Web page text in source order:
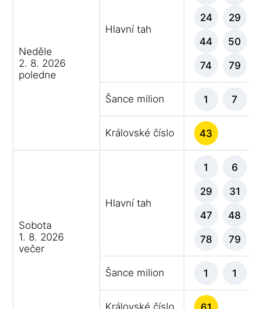
Neděle
2. 8. 2026
poledne
Hlavní tah
24 29
44 50
74 79
Šance milion 1 7
Královské číslo 43
Sobota
1. 8. 2026
večer
Hlavní tah
1 6
29 31
47 48
78 79
Šance milion 1 1
Královské číslo